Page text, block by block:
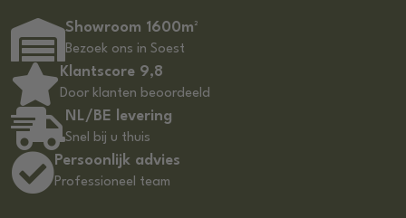
Showroom 1600m²
Bezoek ons in Soest
Klantscore 9,8
Door klanten beoordeeld
NL/BE levering
Snel bij u thuis
Persoonlijk advies
Professioneel team